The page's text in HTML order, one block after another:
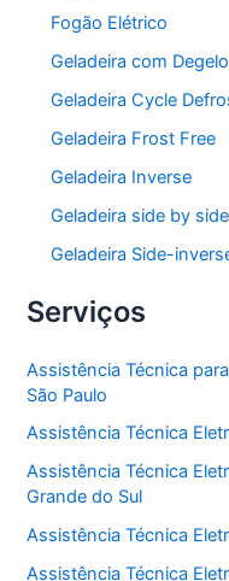
Fogão Elétrico
Geladeira com
Geladeira Cycle
Geladeira Frost Free
Geladeira Inverse
Geladeira side by side
Geladeira Side-
Serviços
Assistência Técnica
São Paulo
Assistência Técnica
Assistência Técnica
Grande do Sul
Assistência Técnica
Assistência Técnica